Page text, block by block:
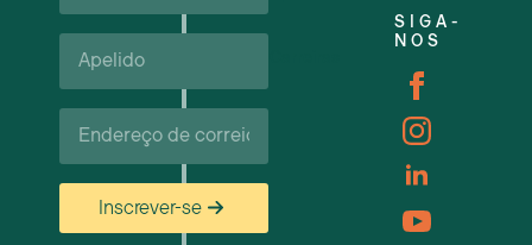
Apelido*
Correio
eletrónico*
Inscrever-se
SIGA-
NOS